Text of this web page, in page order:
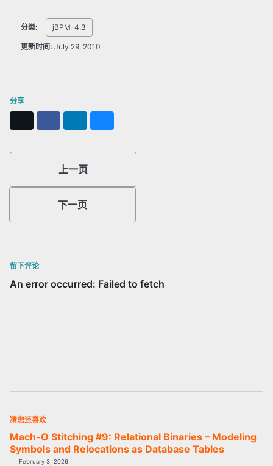
分类: jBPM-4.3
更新时间: July 29, 2010
分享
上一页
下一页
留下评论
猜您还喜欢
Mach-O Stitching #9: Relational Binaries – Modeling
Symbols and Relocations as Database Tables
February 3, 2026